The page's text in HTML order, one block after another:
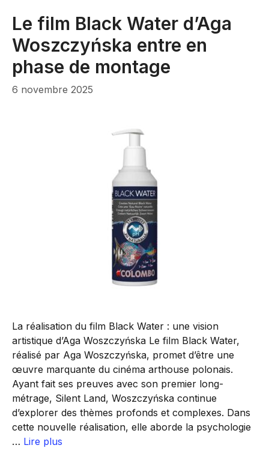
Le film Black Water d’Aga
Woszczyńska entre en
phase de montage
6 novembre 2025
La réalisation du film Black Water : une vision
artistique d’Aga Woszczyńska Le film Black Water,
réalisé par Aga Woszczyńska, promet d’être une
œuvre marquante du cinéma arthouse polonais.
Ayant fait ses preuves avec son premier long-
métrage, Silent Land, Woszczyńska continue
d’explorer des thèmes profonds et complexes. Dans
cette nouvelle réalisation, elle aborde la psychologie
… Lire plus